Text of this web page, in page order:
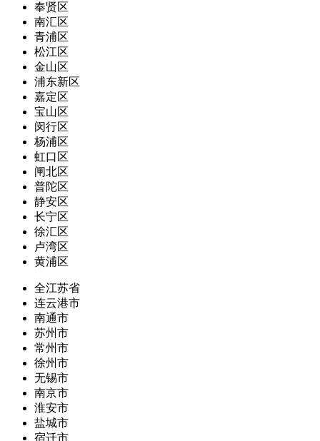
奉贤区
南汇区
青浦区
松江区
金山区
浦东新区
嘉定区
宝山区
闵行区
杨浦区
虹口区
闸北区
普陀区
静安区
长宁区
徐汇区
卢湾区
黄浦区
全江苏省
连云港市
南通市
苏州市
常州市
徐州市
无锡市
南京市
淮安市
盐城市
宿迁市